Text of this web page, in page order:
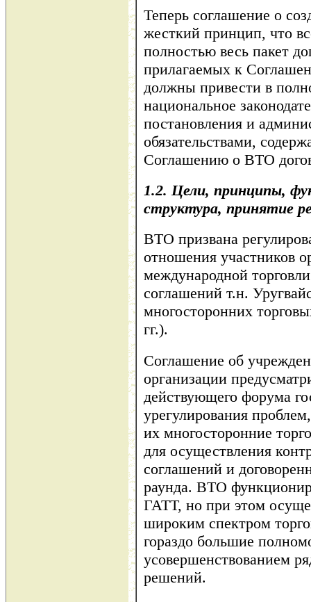
Теперь соглашение о
жесткий принцип, что
полностью весь пакет
прилагаемых к
должны привести в
национальное
постановления и
обязательствами,
Соглашению о ВТО
1.2. Цели, принципы,
структура, принятие
ВТО призвана
отношения участников
международной
соглашений т.н.
многосторонних
гг.).
Соглашение об
организации
действующего форума
урегулирования
их многосторонние
для осуществления
соглашений и
раунда. ВТО
ГАТТ, но при этом
широким спектром
гораздо большие
усовершенствованием
решений.